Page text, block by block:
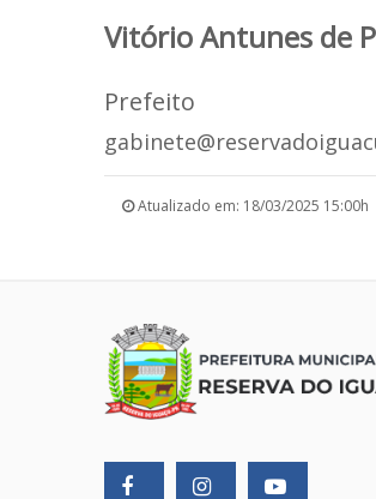
Vitório Antunes de
Prefeito
Atualizado em: 18/03/2025 15:00h